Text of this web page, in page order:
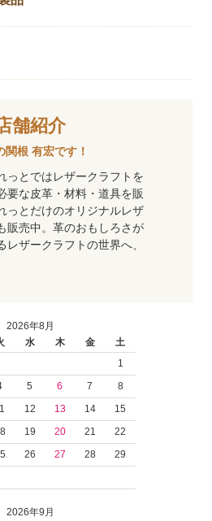
舗紹介
関根 有宏です！
っとではレザークラフトを
要な皮革・材料・道具を販
っとだけのオリジナルレザ
販売中。革のおもしろさが
レザークラフトの世界へ、
2026年8月
水 木 金
土
1
5 6 7
8
12 13 14
15
19 20 21
22
26 27 28
29
2026年9月